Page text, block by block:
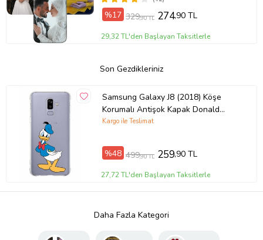
%17 329,90 TL 274,90 TL
29,32 TL'den Başlayan Taksitlerle
Son Gezdikleriniz
Samsung Galaxy J8 (2018) Köşe
Korumalı Antişok Kapak Donald
Kargo ile Teslimat
%48 499,90 TL 259,90 TL
27,72 TL'den Başlayan Taksitlerle
Daha Fazla Kategori